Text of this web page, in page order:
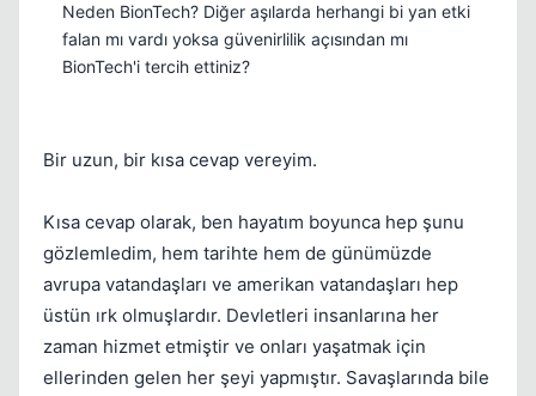
Neden BionTech? Diğer aşılarda herhangi bi yan etki
falan mı vardı yoksa güvenirlilik açısından mı
BionTech'i tercih ettiniz?
Bir uzun, bir kısa cevap vereyim.
Kısa cevap olarak, ben hayatım boyunca hep şunu
gözlemledim, hem tarihte hem de günümüzde
avrupa vatandaşları ve amerikan vatandaşları hep
üstün ırk olmuşlardır. Devletleri insanlarına her
zaman hizmet etmiştir ve onları yaşatmak için
ellerinden gelen her şeyi yapmıştır. Savaşlarında bile